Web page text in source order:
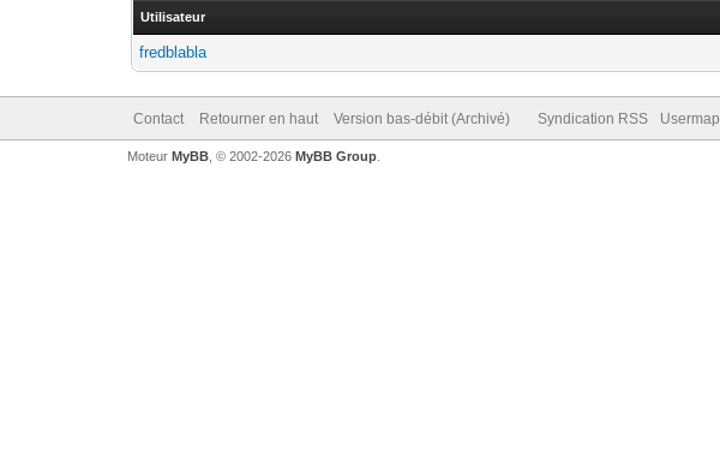
Utilisateur
fredblabla
Contact Retourner en haut Version bas-débit (Archivé) Syndication RSS Usermap
Moteur MyBB, © 2002-2026 MyBB Group.